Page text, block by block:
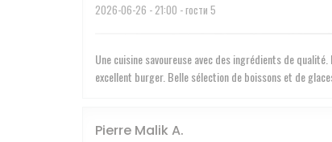
2026-06-26 - 21:00 - гости 5
Une cuisine savoureuse avec des ingrédients de
excellent burger. Belle sélection de boissons et de
Pierre Malik A